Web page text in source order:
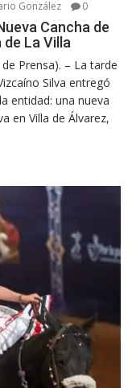
González 0
Cancha de
La Villa
Prensa). – La tarde
Silva entregó
entidad: una nueva
en Villa de Álvarez,